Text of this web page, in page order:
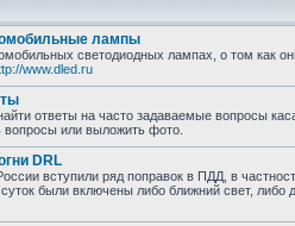
лампы
светодиодных лампах, о том как
www.dled.ru
ответы на часто задаваемые вопросы
вопросы или выложить фото.
DRL
вступили ряд поправок в ПДД, в
были включены либо ближний свет, либо